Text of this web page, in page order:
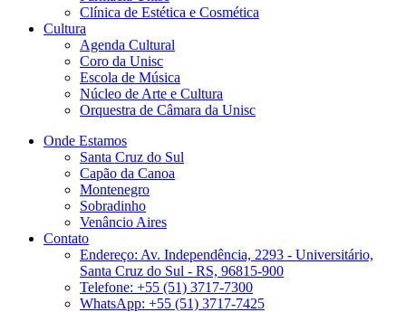
Clínica de Estética e Cosmética
Cultura
Agenda Cultural
Coro da Unisc
Escola de Música
Núcleo de Arte e Cultura
Orquestra de Câmara da Unisc
Onde Estamos
Santa Cruz do Sul
Capão da Canoa
Montenegro
Sobradinho
Venâncio Aires
Contato
Endereço: Av. Independência, 2293 - Universitário,
Santa Cruz do Sul - RS, 96815-900
Telefone: +55 (51) 3717-7300
WhatsApp: +55 (51) 3717-7425